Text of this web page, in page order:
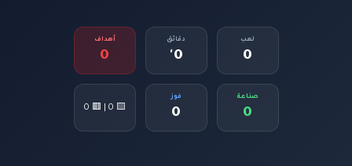
لعب
0
دقائق
0'
أهداف
0
صناعة
0
فوز
0
🟨 0 | 🟥 0